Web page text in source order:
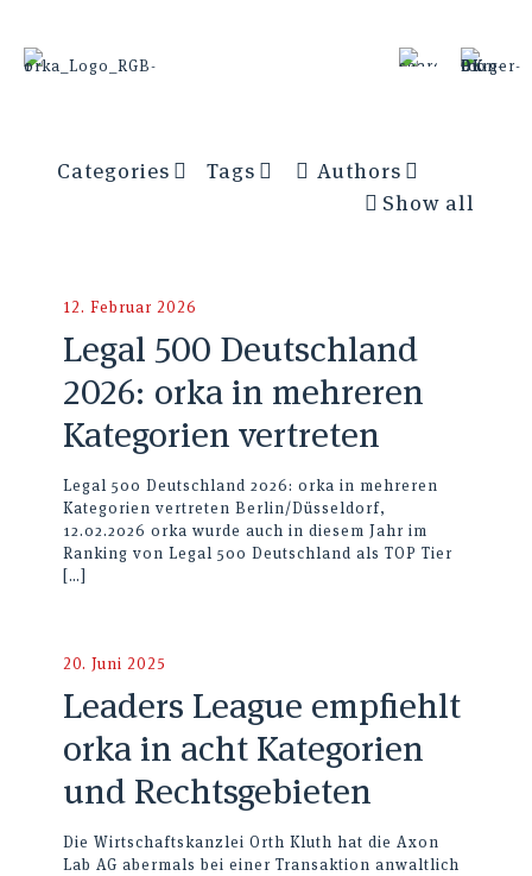
Categories Tags
Authors
Show all
12. Februar 2026
Legal 500 Deutschland
2026: orka in mehreren
Kategorien vertreten
Legal 500 Deutschland 2026: orka in mehreren
Kategorien vertreten Berlin/Düsseldorf,
12.02.2026 orka wurde auch in diesem Jahr im
Ranking von Legal 500 Deutschland als TOP Tier
[…]
20. Juni 2025
Leaders League empfiehlt
orka in acht Kategorien
und Rechtsgebieten
Die Wirtschaftskanzlei Orth Kluth hat die Axon
Lab AG abermals bei einer Transaktion anwaltlich